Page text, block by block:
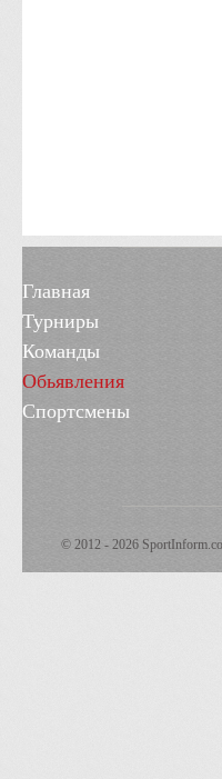
Главная
Турниры
Команды
Обьявления
Спортсмены
© 2012 - 2026